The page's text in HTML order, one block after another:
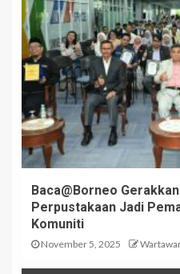
Baca@Borneo
Perpustakaan Jadi
Komuniti
November 5, 2025